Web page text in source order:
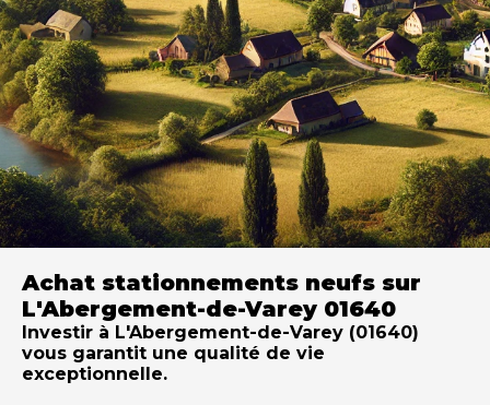
Achat stationnements neufs sur
L'Abergement-de-Varey 01640
Investir à L'Abergement-de-Varey (01640)
vous garantit une qualité de vie
exceptionnelle.